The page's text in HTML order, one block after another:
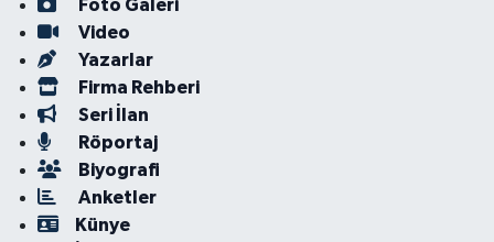
Foto Galeri
Video
Yazarlar
Firma Rehberi
Seri İlan
Röportaj
Biyografi
Anketler
Künye